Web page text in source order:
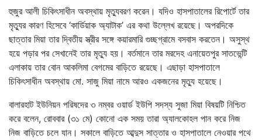
হুজুর আলী চিকিৎসাধীন অবস্থায় মৃত্যুবরণ করেন। যদিও হাসপাতালের রিপোর্টে তার
মৃত্যুর কারণ হিসেবে ‘কার্ডিয়াক অ্যাটাক’ এর কথা উল্লেখ রয়েছে। অপরদিকে
ছাত্তার মিয়া তার দ্বিতীয় স্ত্রীর সঙ্গে কয়ারমারি গুচ্ছগ্রামে বসবাস করতেন। অসুস্থ
হয়ে পড়ার পর সেখানেই তার মৃত্যু হয়। বর্তমানে তার মরদেহ এনায়েতপুর সাতভেন্টি
এলাকায় তার বোন আকলিমা বেগমের বাড়িতে রয়েছে। এছাড়া হাসপাতালে
চিকিৎসাধীন অবস্থায় মো. সাজু মিয়া নামে আরও একজনের মৃত্যু হয়েছে।
বালারহাট ইউনিয়ন পরিষদের ৩ নম্বর ওয়ার্ড ইউপি সদস্য সুজা মিয়া বিষয়টি নিশ্চিত
করে বলেন, রোববার (৩১ মে) কোনো এক সময় তারা অ্যালকোহল পান করে নিজ
নিজ বাড়িতে চলে যান। সকালে বাড়িতে আব্দুস সাত্তার ও হাসপাতালে নেওয়ার পথে